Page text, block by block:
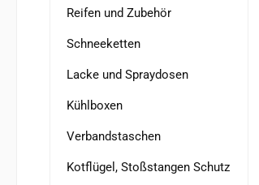
Reifen und Zubehör
Schneeketten
Lacke und Spraydosen
Kühlboxen
Verbandstaschen
Kotflügel, Stoßstangen Schutz